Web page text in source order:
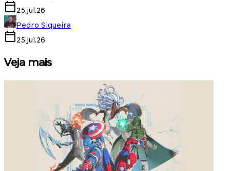
25.jul.26
Pedro Siqueira
25.jul.26
Veja mais